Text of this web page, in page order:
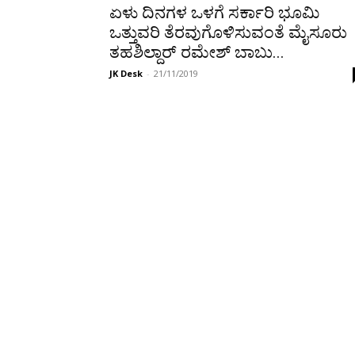
ಏಳು ದಿನಗಳ ಒಳಗೆ ಸರ್ಕಾರಿ ಭೂಮಿ
ಒತ್ತುವರಿ ತೆರವುಗೊಳಿಸುವಂತೆ ಮೈಸೂರು
ತಹಶಿಲ್ದಾರ್ ರಮೇಶ್ ಬಾಬು...
JK Desk - 21/11/2019